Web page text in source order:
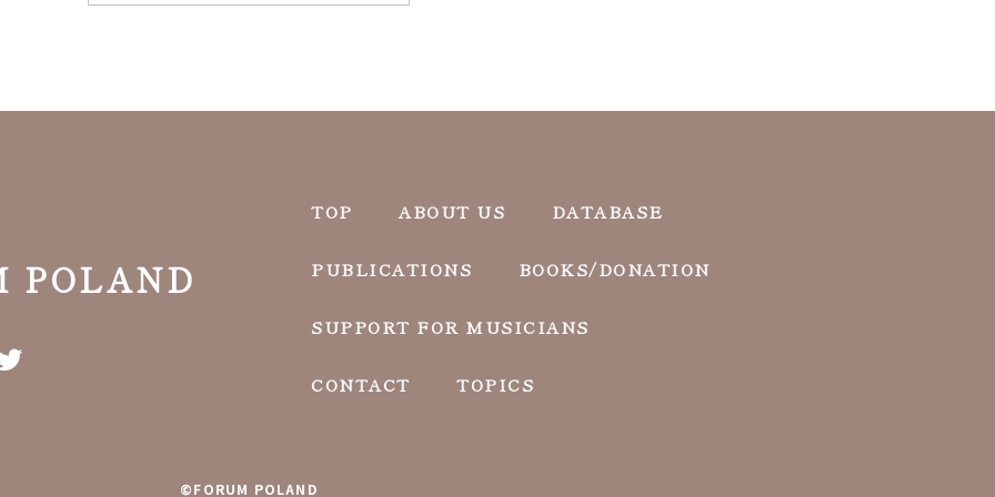
POLAND
TOP ABOUT US DATABASE
PUBLICATIONS BOOKS/DONATION
SUPPORT FOR MUSICIANS
CONTACT TOPICS
©FORUM POLAND